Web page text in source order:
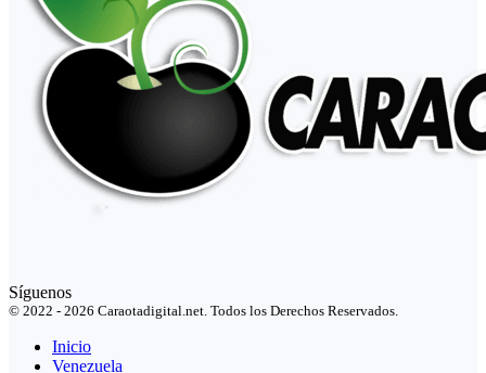
Síguenos
© 2022 - 2026 Caraotadigital.net. Todos los Derechos Reservados.
Inicio
Venezuela